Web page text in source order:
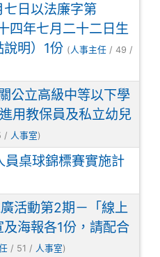
日以法廉字第
四年七月二十二日生
明）1份 (人事主任 / 49 /
公立高級中等以下學
用教保員及私立幼兒
/ 人事室)
員桌球錦標賽實施計
活動第2期－「線上
海報各1份，請配合
/ 51 / 人事室)